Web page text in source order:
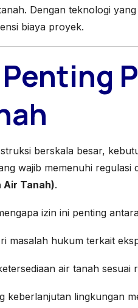
Dengan teknologi
biaya proyek.
berskala besar,
wajib memenuhi regulasi
Air Tanah).
izin ini penting
masalah hukum terkait
air tanah sesuai
keberlanjutan lingkungan